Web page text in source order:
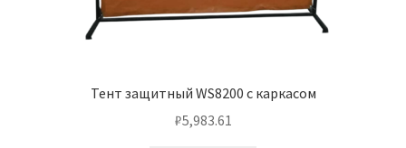
Тент защитный WS8200 с каркасом
₽5,983.61